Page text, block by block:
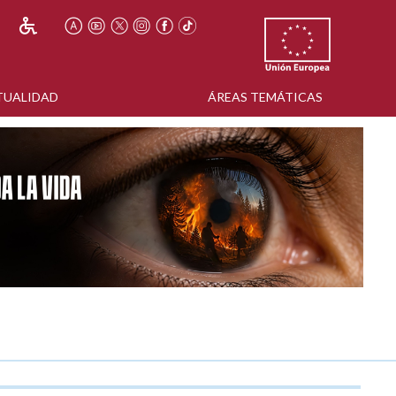
ÁREAS TEMÁTICAS